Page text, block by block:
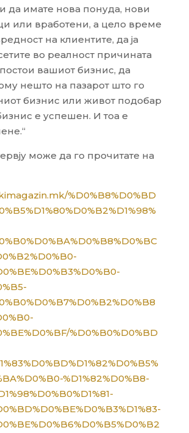
да имате нова понуда, нови
или вработени, а цело време
на клиентите, да ја
во реалност причината
постои вашиот бизнис, да
нешто на пазарот што го
бизнис или живот подобар
е успешен. И тоа е
може да го прочитате на
%D0%B8%D0%BD
%D0%B0%D0%BD
%D1%82%D0%B8-